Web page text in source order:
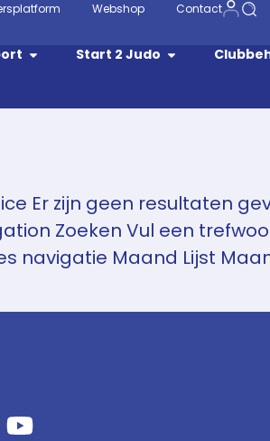
Webshop Contact
Start 2 Judo
Er zijn geen resultaten
Zoeken Vul een
navigatie Maand Lijst